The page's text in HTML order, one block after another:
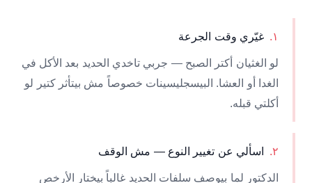
١. غيّري وقت الجرعة
لو الغثيان أكتر الصبح — جربي تاخدي الحديد بعد الأكل في
الغدا أو العشا. البيسجليسينات خصوصاً مش بيتأثر كتير لو
أكلتي قبله.
٢. اسألي عن تغيير النوع — مش الوقف
الدكتور لما بيوصف سلفات الحديد غالباً بيختار الأرخص